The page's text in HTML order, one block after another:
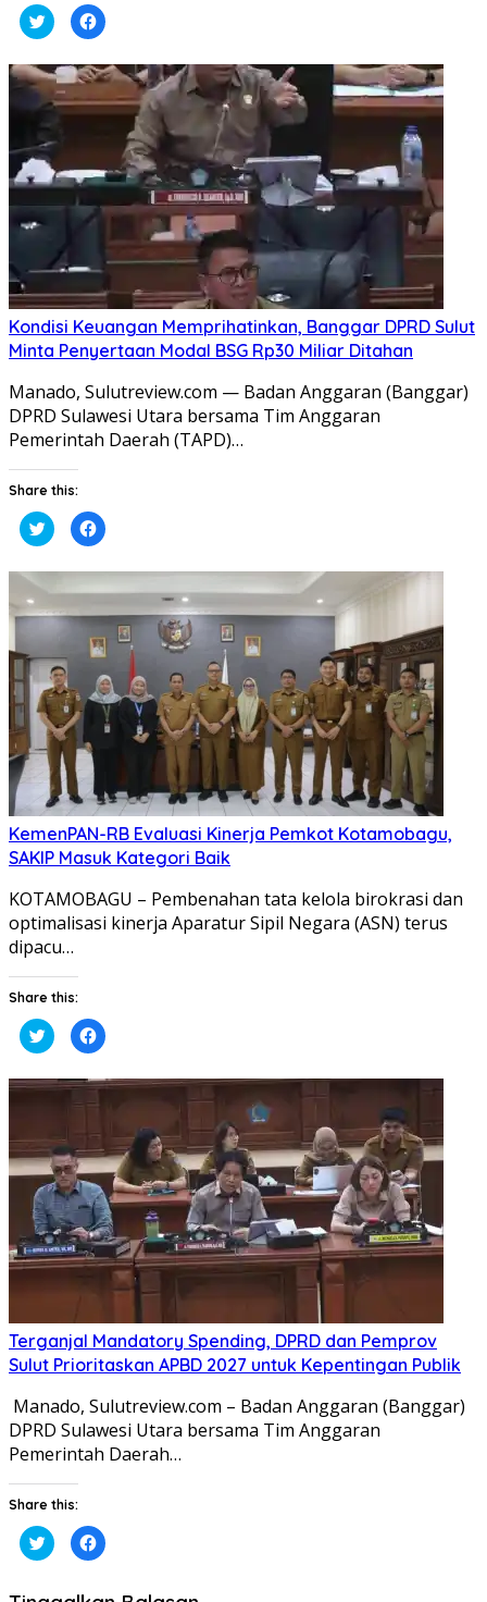
Klik
untuk
berbagi
Twitter(Membuka
di
jendela
yang
Klik
untuk
Facebook(Membuka
di
jendela
yang
Kondisi Keuangan Memprihatinkan, Banggar DPRD Sulut
Minta Penyertaan Modal BSG Rp30 Miliar Ditahan
Manado, Sulutreview.com — Badan Anggaran (Banggar)
DPRD Sulawesi Utara bersama Tim Anggaran
Pemerintah Daerah (TAPD)…
Share this:
Klik
untuk
berbagi
Twitter(Membuka
di
yang
baru)
Klik
untuk
Facebook(Membuka
di
yang
baru)
KemenPAN-RB Evaluasi Kinerja Pemkot Kotamobagu,
SAKIP Masuk Kategori Baik
KOTAMOBAGU – Pembenahan tata kelola birokrasi dan
optimalisasi kinerja Aparatur Sipil Negara (ASN) terus
dipacu…
Share this:
Klik
untuk
berbagi
Twitter(Membuka
jendela
baru)
Klik
untuk
Facebook(Membuka
baru)
Terganjal Mandatory Spending, DPRD dan Pemprov
Sulut Prioritaskan APBD 2027 untuk Kepentingan Publik
​ ​Manado, Sulutreview.com – Badan Anggaran (Banggar)
DPRD Sulawesi Utara bersama Tim Anggaran
Pemerintah Daerah…
Share this:
Klik
untuk
berbagi
Twitter(Membuka
Klik
untuk
Facebook(Membuka